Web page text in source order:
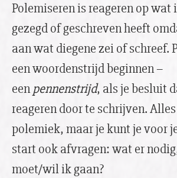
Polemiseren is reageren op wat
gezegd of geschreven heeft
aan wat diegene zei of schreef.
een woordenstrijd beginnen –
eenpennenstrijd, als je besluit
reageren door te schrijven.
polemiek, maar je kunt je voor
start ook afvragen: wat er
moet/wil ik gaan?